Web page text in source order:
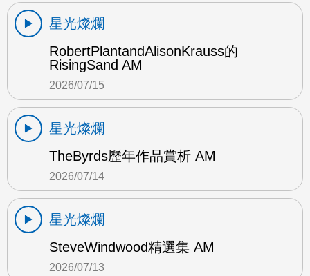
星光燦爛
RobertPlantandAlisonKrauss的
RisingSand AM
2026/07/15
星光燦爛
TheByrds歷年作品賞析 AM
2026/07/14
星光燦爛
SteveWindwood精選集 AM
2026/07/13